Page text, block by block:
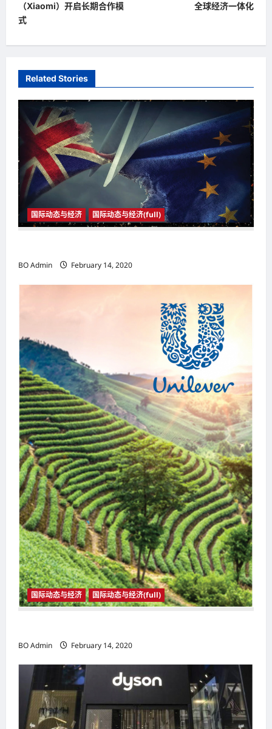
s
t
i
g
a
t
i
o
n
（Xiaomi）开启长期合作模
式
全球经济一体化
Related Stories
国际动态与经济 国际动态与经济(full)
BO Admin February 14, 2020
国际动态与经济 国际动态与经济(full)
BO Admin February 14, 2020